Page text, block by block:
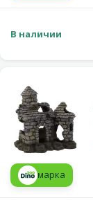
В наличии
марка